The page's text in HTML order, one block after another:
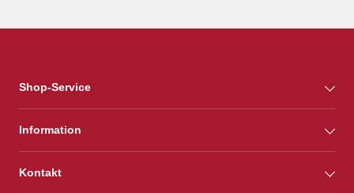
Shop-Service
Information
Kontakt